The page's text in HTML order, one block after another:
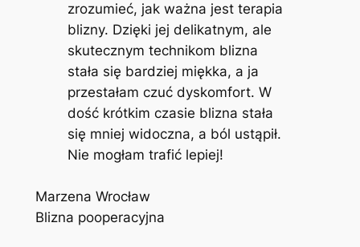
zrozumieć, jak ważna jest terapia
blizny. Dzięki jej delikatnym, ale
skutecznym technikom blizna
stała się bardziej miękka, a ja
przestałam czuć dyskomfort. W
dość krótkim czasie blizna stała
się mniej widoczna, a ból ustąpił.
Nie mogłam trafić lepiej!
Marzena Wrocław
Blizna pooperacyjna